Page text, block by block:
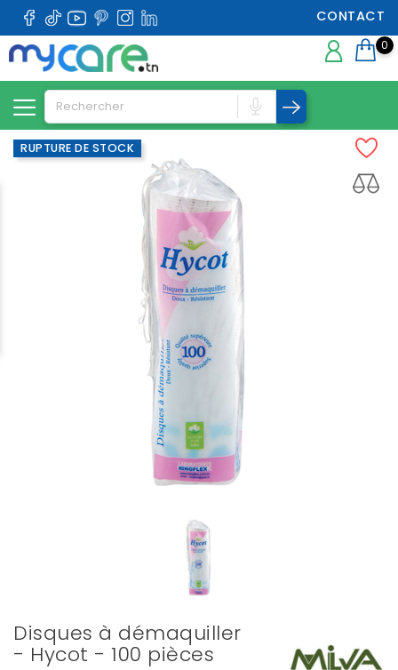
CONTACT
0
RUPTURE DE STOCK
Disques à démaquiller
- Hycot - 100 pièces